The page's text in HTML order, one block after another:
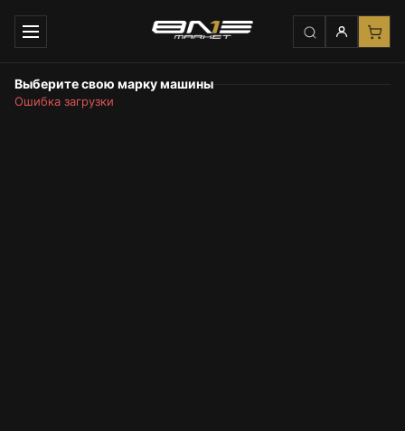
Выберите свою марку машины
Ошибка загрузки